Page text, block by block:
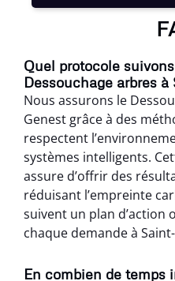
Quel protocole
Dessouchage arbres
Nous assurons le
Genest grâce à des
respectent
systèmes intelligents.
assure d’offrir des
réduisant l’empreinte
suivent un plan d’action
chaque demande à
En combien de temps